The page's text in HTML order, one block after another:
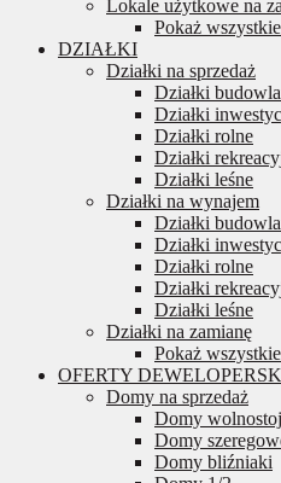
Lokale użytkowe na
Pokaż
DZIAŁKI
Działki na sprzedaż
Działki
Działki
Działki rolne
Działki
Działki leśne
Działki na wynajem
Działki
Działki
Działki rolne
Działki
Działki leśne
Działki na zamianę
Pokaż
OFERTY
Domy na sprzedaż
Domy
Domy
Domy bliźniaki